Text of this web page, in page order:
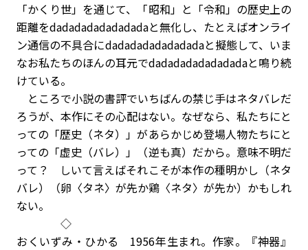
「かくり世」を通じて、「昭和」と「令和」の歴史上の
距離をdadadadadadadadaと無化し、たとえばオンライ
ン通信の不具合にdadadadadadadadaと擬態して、いま
なお私たちのほんの耳元でdadadadadadadadaと鳴り続
けている。
ところで小説の書評でいちばんの禁じ手はネタバレだ
ろうが、本作にその心配はない。なぜなら、私たちにと
っての「歴史（ネタ）」があらかじめ登場人物たちにと
っての「虚史（バレ）」（逆も真）だから。意味不明だ
って？ しいて言えばそれこそが本作の種明かし（ネタ
バレ）（卵〈タネ〉が先か鶏〈ネタ〉が先か）かもしれ
ない。
◇
おくいずみ・ひかる 1956年生まれ。作家。『神器』